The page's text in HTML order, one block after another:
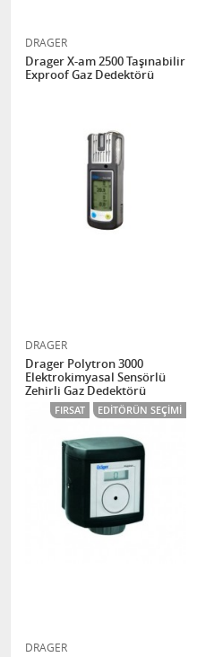
DRAGER
Drager X-am 2500 Taşınabilir
Exproof Gaz Dedektörü
DRAGER
Drager Polytron 3000
Elektrokimyasal Sensörlü
Zehirli Gaz Dedektörü
FIRSAT EDITÖRÜN SEÇIMI
DRAGER